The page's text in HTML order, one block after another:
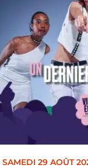
DIMANCHE 30